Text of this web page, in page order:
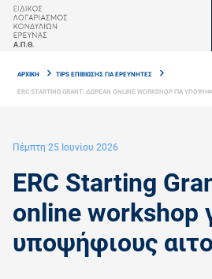
Skip
main
ΑΡΧΙΚΗ TIPS ΕΠΙΒΙΩΣΗΣ ΓΙΑ ΕΡΕΥΝΗΤΕΣ
ERC STARTING GRANT: ΔΩΡΕAΝ ONLINE WORKSHOP ΓΙΑ
Πέμπτη 25 Ιουνίου 2026
ERC Starting
online workshop
υποψήφιους